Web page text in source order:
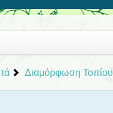
Διαμόρφωση Τοπίου